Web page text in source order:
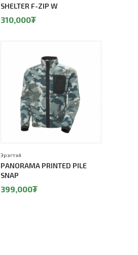
SHELTER F-ZIP W
310,000₮
PANORAMA PRINTED PILE
SNAP
Эрэгтэй
399,000₮